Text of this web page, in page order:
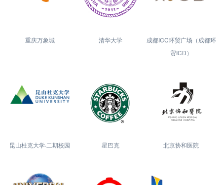
重庆万象城 清华大学
成都ICC环贸广场（成都环
贸ICD）
昆山杜克大学·二期校园 星巴克 北京协和医院